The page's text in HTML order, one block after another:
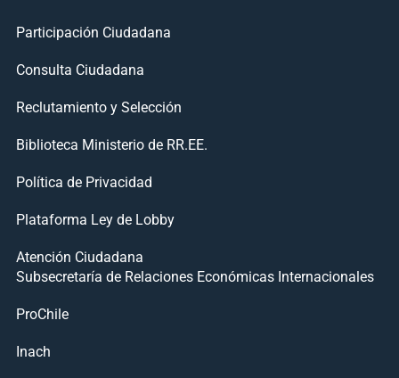
Participación Ciudadana
Consulta Ciudadana
Reclutamiento y Selección
Biblioteca Ministerio de RR.EE.
Política de Privacidad
Plataforma Ley de Lobby
Atención Ciudadana
Subsecretaría de Relaciones Económicas Internacionales
ProChile
Inach